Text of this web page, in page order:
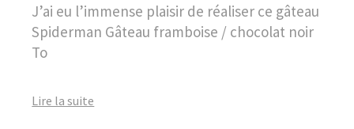
J’ai eu l’immense plaisir de réaliser ce gâteau
Spiderman Gâteau framboise / chocolat noir
To
Lire la suite